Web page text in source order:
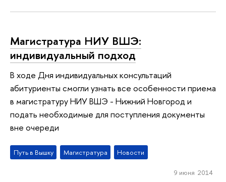
Магистратура НИУ ВШЭ:
индивидуальный подход
В ходе Дня индивидуальных консультаций
абитуриенты смогли узнать все особенности приема
в магистратуру НИУ ВШЭ - Нижний Новгород и
подать необходимые для поступления документы
вне очереди
Путь в Вышку Магистратура Новости
9 июня 2014